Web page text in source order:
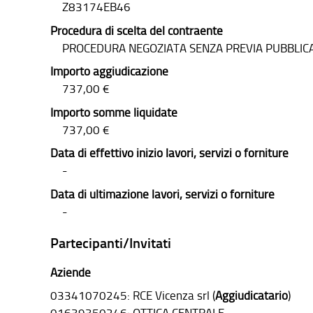
Z83174EB46
Procedura di scelta del contraente
PROCEDURA NEGOZIATA SENZA PREVIA
Importo aggiudicazione
737,00 €
Importo somme liquidate
737,00 €
Data di effettivo inizio lavori, servizi o forniture
-
Data di ultimazione lavori, servizi o forniture
-
Partecipanti/Invitati
Aziende
03341070245: RCE Vicenza srl (Aggiudicatario)